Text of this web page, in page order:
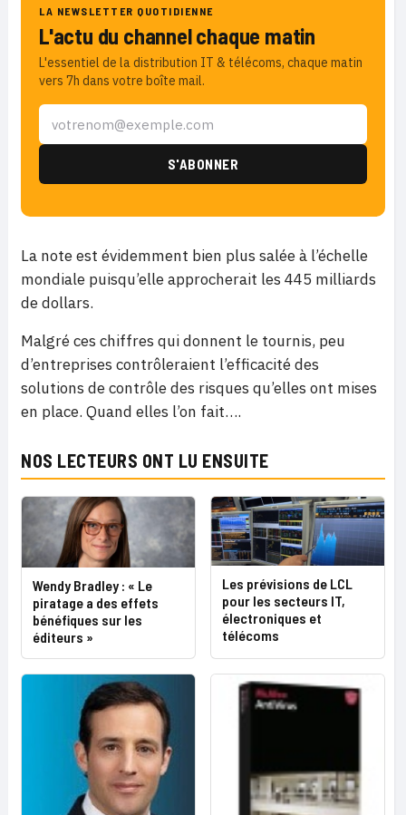
LA NEWSLETTER QUOTIDIENNE
L'actu du channel chaque matin
L'essentiel de la distribution IT & télécoms, chaque matin
vers 7h dans votre boîte mail.
La note est évidemment bien plus salée à l’échelle
mondiale puisqu’elle approcherait les 445 milliards
de dollars.
Malgré ces chiffres qui donnent le tournis, peu
d’entreprises contrôleraient l’efficacité des
solutions de contrôle des risques qu’elles ont mises
en place. Quand elles l’on fait….
NOS LECTEURS ONT LU ENSUITE
Wendy Bradley : « Le
piratage a des effets
bénéfiques sur les
éditeurs »
Les prévisions de LCL
pour les secteurs IT,
électroniques et
télécoms